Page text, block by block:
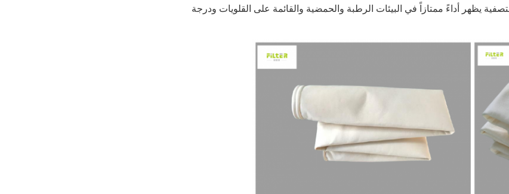
يظهر أداءً ممتازاً في البيئات الرطبة والحمضية والقائمة على القلويات ودرجة